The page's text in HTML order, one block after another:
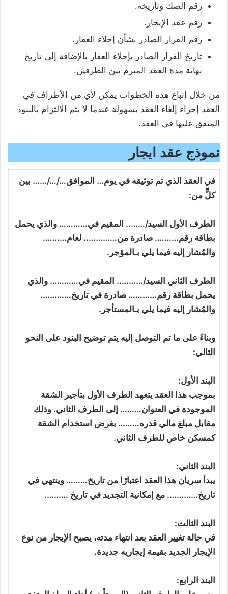
رقم الصك وتاريخه.
رقم عقد الإيجار.
رقم القرار الصادر بشأن إخلاء العقار.
تاريخ القرار الصادر بإخلاء العقار بالإضافة إلى تاريخ
نهاية مدة العقد المبرم بين الطرفين.
من خلال اتباع هذه الخطوات يمكن لأي من الأطراف في
العقد إجراء إلغاء العقد بسهولة عندما لا يتم الالتزام بالبنود
المتفق عليها في العقد.
نموذج عقد ايجار
في العقد الذي تم توثيقه في يوم… الموافق…/…/…… بين
كلٍّ من:
الطرف الأول السيد/…….. المقيم في………… والذي يحمل
بطاقة رقم………. صادرة من………….. لعام……….
والمُشار إليه فيما يلي بـالمؤجر.
الطرف الثاني السيد/……….. المقيم في………… والذي
يحمل بطاقة رقم………… صادرة في تاريخ………….
والمُشار إليه فيما يلي بـالمستأجر.
وبناءً على ما تم التوصل إليه يتم توضيح البنود على النحو
التالي:
البند الأول:
بموجب هذا العقد يتعهد الطرف الأول بتأجير الشقة
الموجودة في العنوان……… إلى الطرف الثاني. وذلك
مقابل مبلغ مالي قدره……… بغرض استخدام الشقة
كمسكن خاص للطرف الثاني.
البند الثاني:
يبدأ سريان هذا العقد اعتبارًا من تاريخ……… وينتهي في
تاريخ…………. مع إمكانية التجديد في تاريخ ……….
البند الثالث:
في حالة تغيير العقد بعد انتهاء مدته، يصبح الإيجار من نوع
الإيجار الجديد بقيمة إيجاريه جديدة.
البند الرابع: